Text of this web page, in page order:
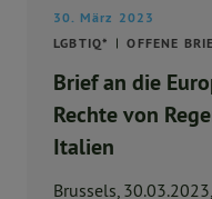
30. März 2023
LGBTIQ*
OFFENE
Brief an die
Rechte von
Italien
Brussels,